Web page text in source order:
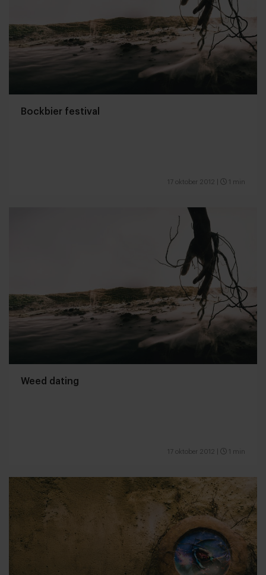
Bockbier festival
17 oktober 2012 1 min
Weed dating
17 oktober 2012 1 min